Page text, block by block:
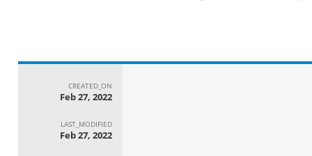
CREATED_ON
Feb 27, 2022
LAST_MODIFIED
Feb 27, 2022